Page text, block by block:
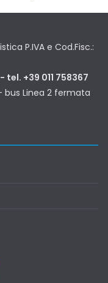
P.IVA e Cod.Fisc.:
tel. +39 011 758367
bus Linea 2 fermata